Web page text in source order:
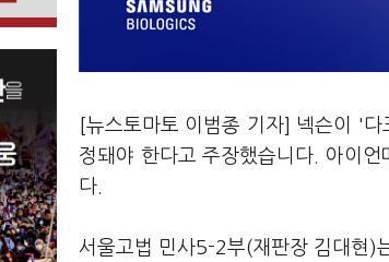
[뉴스토마토 이범종 기자] 넥슨이 '
정돼야 한다고 주장했습니다. 아이
다.
서울고법 민사5-2부(재판장 김대현)